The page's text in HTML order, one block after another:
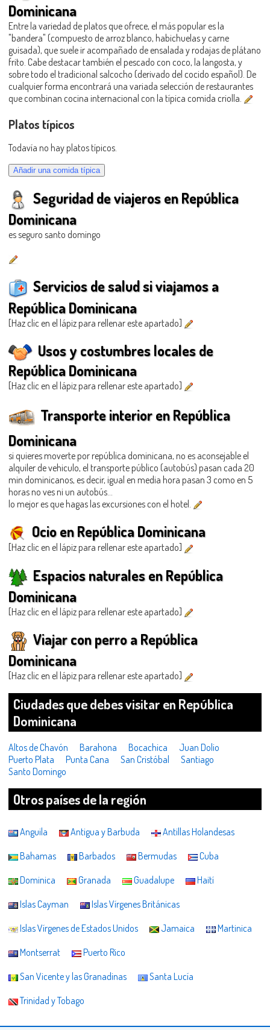
Dominicana
Entre la variedad de platos que ofrece, el más popular es la
"bandera" (compuesto de arroz blanco, habichuelas y carne
guisada), que suele ir acompañado de ensalada y rodajas de plátano
frito. Cabe destacar también el pescado con coco, la langosta, y
sobre todo el tradicional salcocho (derivado del cocido español). De
cualquier forma encontrará una variada selección de restaurantes
que combinan cocina internacional con la típica comida criolla.
Platos típicos
Todavía no hay platos típicos.
Seguridad de viajeros en República
Dominicana
es seguro santo domingo
Servicios de salud si viajamos a
República Dominicana
[Haz clic en el lápiz para rellenar este apartado]
Usos y costumbres locales de
República Dominicana
[Haz clic en el lápiz para rellenar este apartado]
Transporte interior en República
Dominicana
si quieres moverte por república dominicana, no es aconsejable el
alquiler de vehiculo, el transporte público (autobús) pasan cada 20
min dominicanos, es decir, igual en media hora pasan 3 como en 5
horas no ves ni un autobús...
lo mejor es que hagas las excursiones con el hotel.
Ocio en República Dominicana
[Haz clic en el lápiz para rellenar este apartado]
Espacios naturales en República
Dominicana
[Haz clic en el lápiz para rellenar este apartado]
Viajar con perro a República
Dominicana
[Haz clic en el lápiz para rellenar este apartado]
Ciudades que debes visitar en República
Dominicana
Altos de Chavón Barahona Bocachica
Juan Dolio
Puerto Plata
Punta Cana San Cristóbal
Santiago
Santo Domingo
Otros países de la región
Anguila Antigua y Barbuda
Antillas Holandesas
Bahamas
Barbados Bermudas
Cuba
Dominica
Granada Guadalupe
Haití
Islas Cayman
Islas Vírgenes Británicas
Islas Vírgenes de Estados Unidos
Jamaica
Martinica
Montserrat
Puerto Rico
San Vicente y las Granadinas
Santa Lucía
Trinidad y Tobago